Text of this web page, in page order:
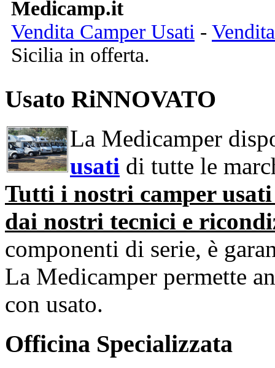
Medicamp.it
Vendita Camper Usati -
Sicilia in offerta.
Usato RiNNOVATO
La Medicamper
usati di tutte le
Tutti i nostri camper
dai nostri tecnici e
componenti di serie, è
La Medicamper permette
con usato.
Officina Specializzata